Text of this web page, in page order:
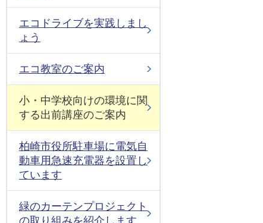
エコドライブを実践しまし
ょう
エコ教室のご案内
小・中学校向けの環境に関
する出前講座のご案内
柏崎市役所駐車場に電気自
動車用急速充電器を設置し
ています
緑のカーテンプロジェクト